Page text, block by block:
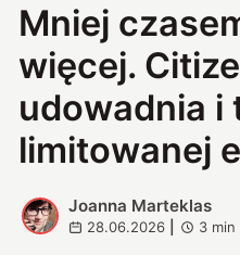
Mniej
więcej.
udowadnia i
limitowanej
J
Joanna Marteklas
28.06.2026 3 min